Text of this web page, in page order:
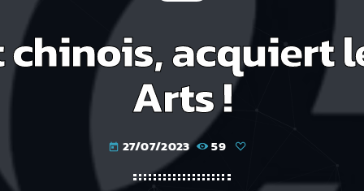
chinois, acquiert
Arts !
today 27/07/2023 59